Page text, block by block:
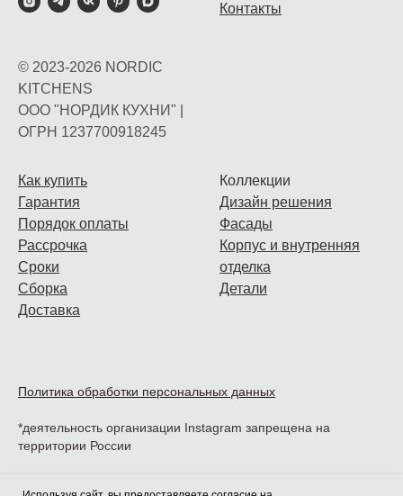
© 2023-2026 NORDIC
KITCHENS
ООО "НОРДИК КУХНИ" |
ОГРН 1237700918245
Контакты
Как купить
Гарантия
Порядок оплаты
Рассрочка
Сроки
Сборка
Доставка
Коллекции
Дизайн решения
Фасады
Корпус и внутренняя
отделка
Детали
Политика обработки персональных данных
*деятельность организации Instagram запрещена на
территории России